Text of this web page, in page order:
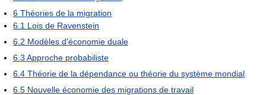
6 Théories de la migration
6.1 Lois de Ravenstein
6.2 Modèles d'économie duale
6.3 Approche probabiliste
6.4 Théorie de la dépendance ou théorie du système mondial
6.5 Nouvelle économie des migrations de travail